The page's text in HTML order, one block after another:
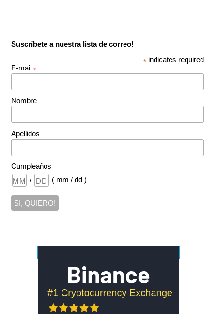
Suscríbete a nuestra lista de correo!
* indicates required
E-mail *
Nombre
Apellidos
Cumpleaños
/
( mm / dd )